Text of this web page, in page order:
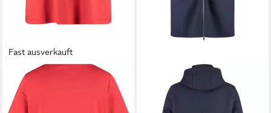
Fast ausverkauft
SAMOON
41,99 €
-30%
SAMOONLangmantel
139,99 €
UVP 199,99 €
-30%